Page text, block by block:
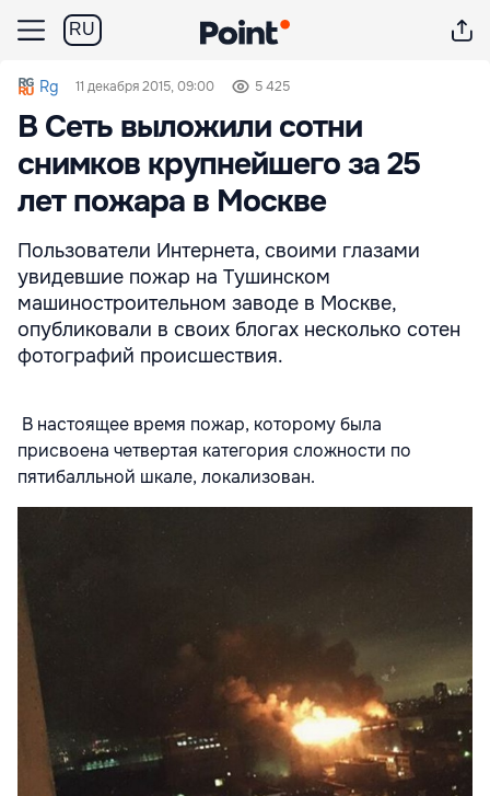
RU
Rg 11 декабря 2015, 09:00 5 425
В Сеть выложили сотни
снимков крупнейшего за 25
лет пожара в Москве
Пользователи Интернета, своими глазами
увидевшие пожар на Тушинском
машиностроительном заводе в Москве,
опубликовали в своих блогах несколько сотен
фотографий происшествия.
В настоящее время пожар, которому была
присвоена четвертая категория сложности по
пятибалльной шкале, локализован.